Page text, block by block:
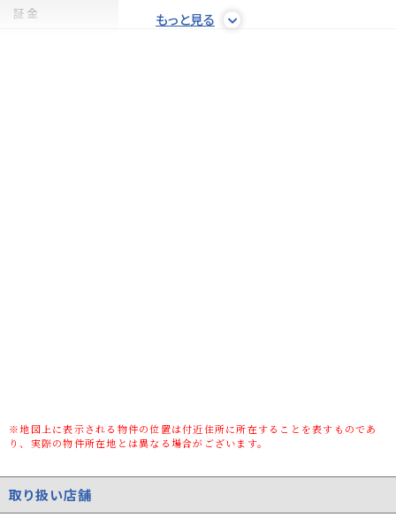
もっと見る
証金
用途地域
第一種住居
種別/構造
※地図上に表示される物件の位置は付近住所に所在することを表すものであ
り、実際の物件所在地とは異なる場合がございます。
取り扱い店舗